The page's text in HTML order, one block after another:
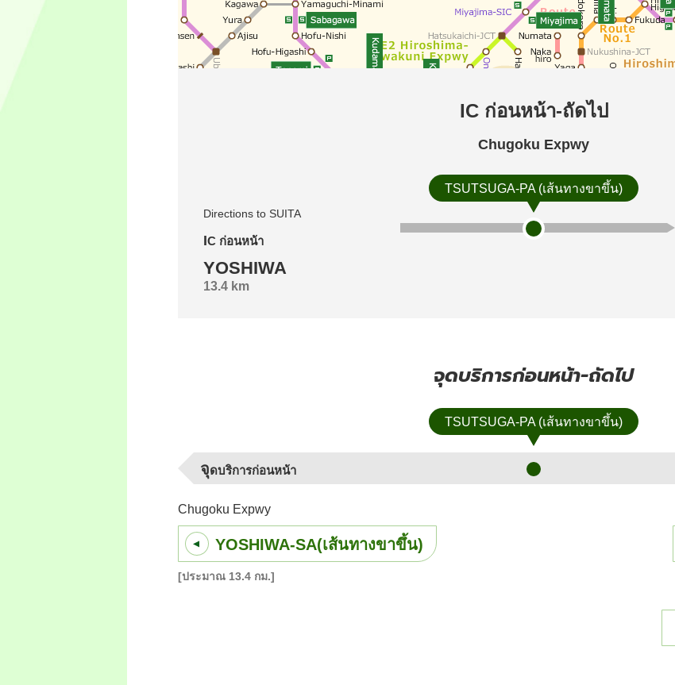
IC ก่อนหน้า-ถัดไป
Chugoku Expwy
TSUTSUGA-PA (เส้นทางขาขึ้น)
Directions to SUITA
IC ก่อนหน้า
YOSHIWA
13.4 km
จุดบริการก่อนหน้า-ถัดไป
TSUTSUGA-PA (เส้นทางขาขึ้น)
จุดบริการก่อนหน้า
Chugoku Expwy
YOSHIWA-SA(เส้นทางขาขึ้น)
[ประมาณ 13.4 กม.]